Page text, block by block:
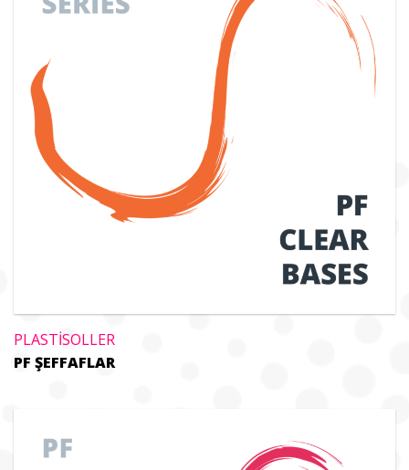
PLASTİSOLLER
PF ŞEFFAFLAR